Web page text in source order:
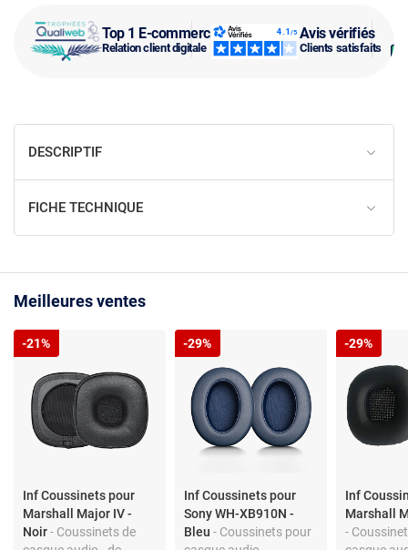
Top 1 E-commerce
Relation client digitale
Avis vérifiés
Clients satisfaits
DESCRIPTIF
FICHE TECHNIQUE
Meilleures ventes
Inf Coussinets pour
Marshall Major IV -
Noir- Coussinets de
-21%
Inf Coussinets pour
Sony WH-XB910N -
Bleu- Coussinets pour
-29%
Inf
Marshall
-
-29%